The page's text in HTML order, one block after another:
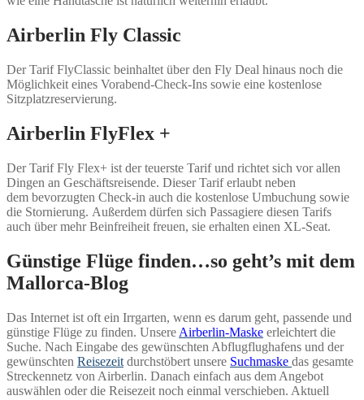
Airberlin Fly Classic
Der Tarif FlyClassic beinhaltet über den Fly Deal hinaus noch die
Möglichkeit eines Vorabend-Check-Ins sowie eine kostenlose
Sitzplatzreservierung.
Airberlin FlyFlex +
Der Tarif Fly Flex+ ist der teuerste Tarif und richtet sich vor allen
Dingen an Geschäftsreisende. Dieser Tarif erlaubt neben
dem bevorzugten Check-in auch die kostenlose Umbuchung sowie
die Stornierung. Außerdem dürfen sich Passagiere diesen Tarifs
auch über mehr Beinfreiheit freuen, sie erhalten einen XL-Seat.
Günstige Flüge finden…so geht’s mit dem
Mallorca-Blog
Das Internet ist oft ein Irrgarten, wenn es darum geht, passende und
günstige Flüge zu finden. Unsere Airberlin-Maske erleichtert die
Suche. Nach Eingabe des gewünschten Abflugflughafens und der
gewünschten Reisezeit durchstöbert unsere Suchmaske das gesamte
Streckennetz von Airberlin. Danach einfach aus dem Angebot
auswählen oder die Reisezeit noch einmal verschieben. Aktuell